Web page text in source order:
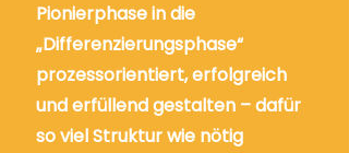
Pionierphase in die
„Differenzierungsphase“
prozessorientiert, erfolgreich
und erfüllend gestalten – dafür
so viel Struktur wie nötig